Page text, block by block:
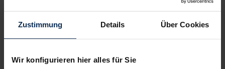
Zustimmung Details Über Cookies
Wir konfigurieren hier alles für Sie
3.Einfach losfahren
vor die Haustür. Und auch während der Laufzeit